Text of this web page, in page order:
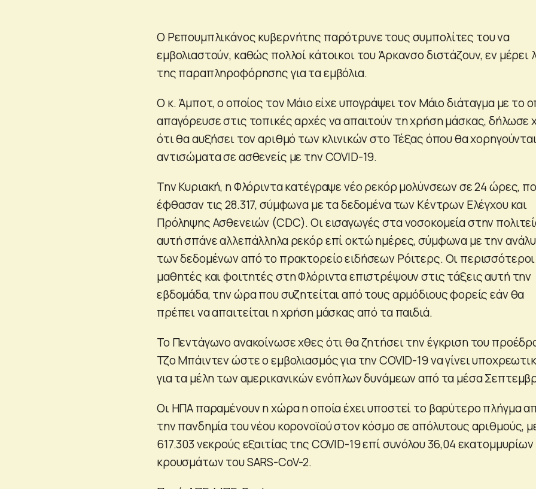
Ο Ρεπουμπλικάνος κυβερνήτης παρότρυνε τους συμπολίτες του να
εμβολιαστούν, καθώς πολλοί κάτοικοι του Άρκανσο διστάζουν, εν μέρει
της παραπληροφόρησης για τα εμβόλια.
Ο κ. Άμποτ, ο οποίος τον Μάιο είχε υπογράψει τον Μάιο διάταγμα με το
απαγόρευσε στις τοπικές αρχές να απαιτούν τη χρήση μάσκας, δήλωσε
ότι θα αυξήσει τον αριθμό των κλινικών στο Τέξας όπου θα
αντισώματα σε ασθενείς με την COVID-19.
Την Κυριακή, η Φλόριντα κατέγραψε νέο ρεκόρ μολύνσεων σε 24 ώρες,
έφθασαν τις 28.317, σύμφωνα με τα δεδομένα των Κέντρων Ελέγχου και
Πρόληψης Ασθενειών (CDC). Οι εισαγωγές στα νοσοκομεία στην
αυτή σπάνε αλλεπάλληλα ρεκόρ επί οκτώ ημέρες, σύμφωνα με την
των δεδομένων από το πρακτορείο ειδήσεων Ρόιτερς. Οι περισσότεροι
μαθητές και φοιτητές στη Φλόριντα επιστρέψουν στις τάξεις αυτή την
εβδομάδα, την ώρα που συζητείται από τους αρμόδιους φορείς εάν θα
πρέπει να απαιτείται η χρήση μάσκας από τα παιδιά.
Το Πεντάγωνο ανακοίνωσε χθες ότι θα ζητήσει την έγκριση του
Τζο Μπάιντεν ώστε ο εμβολιασμός για την COVID-19 να γίνει
για τα μέλη των αμερικανικών ενόπλων δυνάμεων από τα μέσα
Οι ΗΠΑ παραμένουν η χώρα η οποία έχει υποστεί το βαρύτερο πλήγμα
την πανδημία του νέου κορονοϊού στον κόσμο σε απόλυτους αριθμούς,
617.303 νεκρούς εξαιτίας της COVID-19 επί συνόλου 36,04 εκατομμυρίων
κρουσμάτων του SARS-CoV-2.